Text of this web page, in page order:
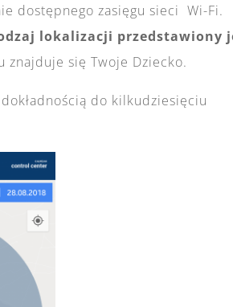
dostępnego zasięgu sieci Wi-Fi.
lokalizacji przedstawiony
znajduje się Twoje Dziecko.
do kilkudziesięciu